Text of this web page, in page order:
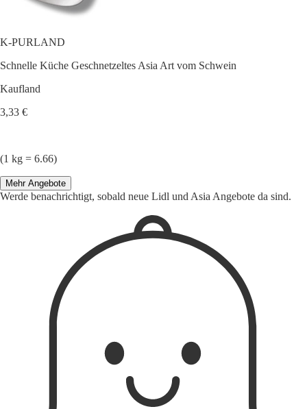
K-PURLAND
Schnelle Küche Geschnetzeltes Asia Art vom Schwein
Kaufland
3,33 €
(1 kg = 6.66)
Mehr Angebote
Werde benachrichtigt, sobald neue Lidl und Asia Angebote da sind.